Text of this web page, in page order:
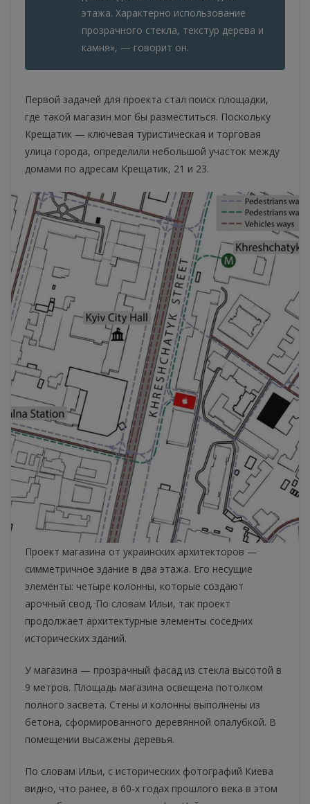
этажа. Характерно использование
прозрачного стекла, текстур дерева и
камня», — говорит он.
Первой задачей для проекта стал поиск площадки,
где такой магазин мог бы разместиться. Поскольку
Крещатик — ключевая туристическая и торговая
улица города, определили небольшой участок между
домами по адресам Крещатик, 21 и 23.
Проект магазина от украинских архитекторов —
симметричное здание в два этажа. Его несущие
элементы: четыре колонны, которые создают
арочный свод. По словам Ильи, так проект
продолжает архитектурные элементы соседних
исторических зданий.
У магазина — прозрачный фасад из стекла высотой в
9 метров. Площадь магазина освещена потолком
полного засвета. Стены и колонны выполнены из
бетона, сформированного деревянной опалубкой. В
помещении высажены деревья.
По словам Ильи, с исторических фотографий Киева
видно, что ранее, в 60-х годах прошлого века в этом